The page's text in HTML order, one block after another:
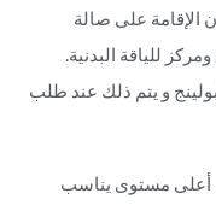
الإقامة على صالة
للياقة البدنية.
و يتم ذلك عند طلب
أعلى مستوى يناسب